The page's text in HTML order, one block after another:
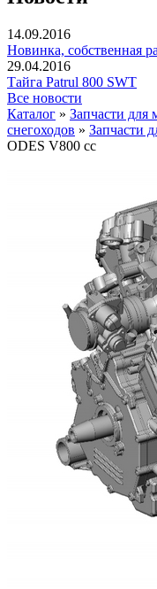
14.09.2016
Новинка, собственная
29.04.2016
Тайга Patrul 800 SWT
Все новости
Каталог » Запчасти для
снегоходов » Запчасти
ODES V800 cc